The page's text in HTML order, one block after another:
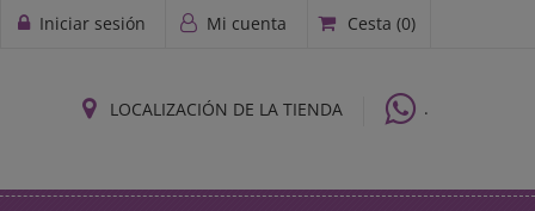
Mi cuenta
Iniciar sesión Cesta (0)
LOCALIZACIÓN DE LA TIENDA .